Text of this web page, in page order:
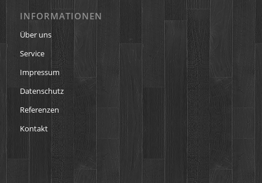
INFORMATIONEN
Über uns
Service
Impressum
Datenschutz
Referenzen
Kontakt